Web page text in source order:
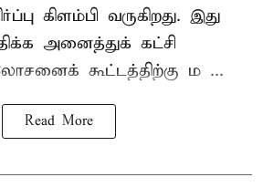
கிளம்பி வருகிறது. இது
அனைத்துக் கட்சி
கூட்டத்திற்கு ம ...
Read More